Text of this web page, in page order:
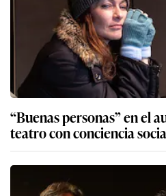
“Buenas personas” en el
teatro con conciencia